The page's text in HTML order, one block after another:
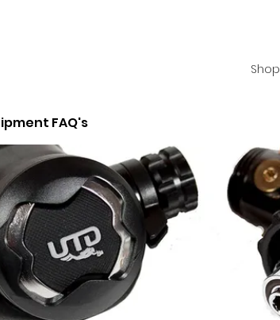
Shop
FAQ's